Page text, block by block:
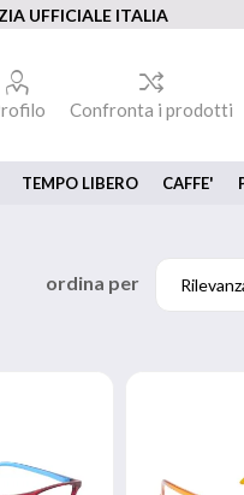
UFFICIALE ITALIA
Confronta i prodotti
TEMPO LIBERO CAFFE'
ordina per